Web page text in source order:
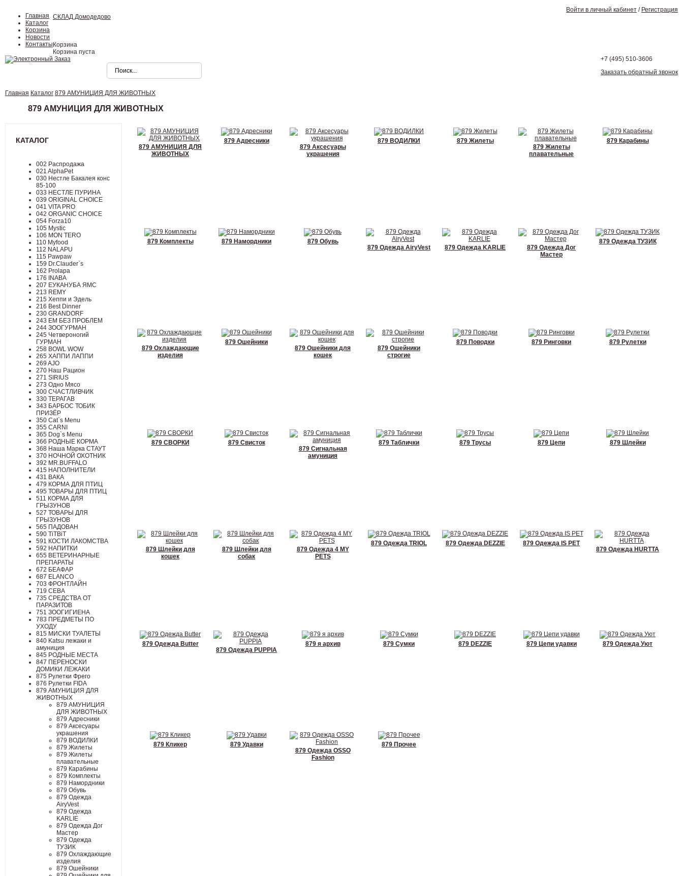
Главная
Каталог
Корзина
Новости
Контакты
Войти в личный кабинет / Регистрация
СКЛАД Домодедово
Корзина
Корзина пуста
+7 (495) 510-3606
Заказать обратный звонок
Главная Каталог 879 АМУНИЦИЯ ДЛЯ ЖИВОТНЫХ
879 АМУНИЦИЯ ДЛЯ ЖИВОТНЫХ
КАТАЛОГ
002 Распродажа
021 AlphaPet
030 Нестле Бакалея конc
85-100
033 НЕСТЛЕ ПУРИНА
039 ORIGINAL CHOICE
041 VITA PRO
042 ORGANIC CHOICE
054 Forza10
105 Mystic
106 MON TERO
110 Myfood
112 NALAPU
115 Pawpaw
159 Dr.Clauder`s
162 Prolapa
176 INABA
207 ЕУКАНУБА ЯМС
213 REMY
215 Хеппи и Эдель
216 Best Dinner
230 GRANDORF
243 ЕМ БЕЗ ПРОБЛЕМ
244 ЗООГУРМАН
245 Четвероногий
ГУРМАН
258 BOWL WOW
265 ХАППИ ЛАППИ
269 AJO
270 Наш Рацион
271 SIRIUS
273 Одно Мясо
300 СЧАСТЛИВЧИК
330 ТЕРАГАВ
343 БАРБОС ТОБИК
ПРИЗЁР
350 Cat`s Menu
355 CARNI
365 Dog`s Menu
366 РОДНЫЕ КОРМА
368 Наша Марка СТАУТ
370 НОЧНОЙ ОХОТНИК
392 MR.BUFFALO
415 НАПОЛНИТЕЛИ
431 ВАКА
479 КОРМА ДЛЯ ПТИЦ
495 ТОВАРЫ ДЛЯ ПТИЦ
511 КОРМА ДЛЯ
ГРЫЗУНОВ
527 ТОВАРЫ ДЛЯ
ГРЫЗУНОВ
565 ПАДОВАН
590 TiTBiT
591 КОСТИ ЛАКОМСТВА
592 НАПИТКИ
655 ВЕТЕРИНАРНЫЕ
ПРЕПАРАТЫ
672 БЕАФАР
687 ELANCO
703 ФРОНТЛАЙН
719 СЕВА
735 СРЕДСТВА ОТ
ПАРАЗИТОВ
751 ЗООГИГИЕНА
783 ПРЕДМЕТЫ ПО
УХОДУ
815 МИСКИ ТУАЛЕТЫ
840 Katsu лежаки и
амуниция
845 РОДНЫЕ МЕСТА
847 ПЕРЕНОСКИ
ДОМИКИ ЛЕЖАКИ
875 Рулетки Фрего
876 Рулетки FIDA
879 АМУНИЦИЯ ДЛЯ
ЖИВОТНЫХ
879 АМУНИЦИЯ
ДЛЯ ЖИВОТНЫХ
879 Адресники
879 Аксесуары
украшения
879 ВОДИЛКИ
879 Жилеты
879 Жилеты
плавательные
879 Карабины
879 Комплекты
879 Намордники
879 Обувь
879 Одежда
AiryVest
879 Одежда
KARLIE
879 Одежда Дог
Мастер
879 Одежда
ТУЗИК
879 Охлаждающие
изделия
879 Ошейники
879 АМУНИЦИЯ ДЛЯ
ЖИВОТНЫХ
879 Адресники
879 Аксесуары
украшения
879 ВОДИЛКИ
879 Жилеты
879 Жилеты
плавательные
879 Карабины
879 Комплекты 879 Намордники
879 Обувь
879 Одежда AiryVest
879 Одежда KARLIE
879 Одежда Дог
Мастер
879 Одежда ТУЗИК
879 Охлаждающие
изделия
879 Ошейники
879 Ошейники для
кошек
879 Ошейники
строгие
879 Поводки 879 Ринговки 879 Рулетки
879 СВОРКИ
879 Свисток
879 Сигнальная
амуниция
879 Таблички 879 Трусы 879 Цепи 879 Шлейки
879 Шлейки для
кошек
879 Шлейки для
собак
879 Одежда 4 MY
PETS
879 Одежда TRIOL 879 Одежда DEZZIE
879 Одежда IS PET
879 Одежда HURTTA
879 Одежда Butter
879 Одежда PUPPIA
879 я архив 879 Сумки 879 DEZZIE 879 Цепи удавки 879 Одежда Уют
879 Кликер
879 Удавки
879 Одежда OSSO
Fashion
879 Прочее